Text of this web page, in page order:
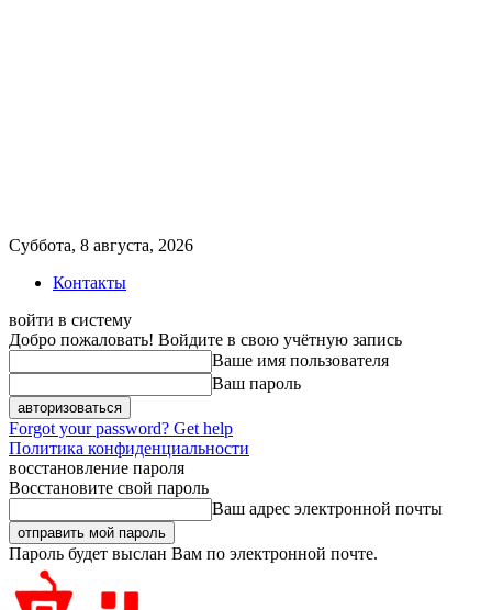
Суббота, 8 августа, 2026
Контакты
войти в систему
Добро пожаловать! Войдите в свою учётную запись
Ваше имя пользователя
Ваш пароль
Forgot your password? Get help
Политика конфиденциальности
восстановление пароля
Восстановите свой пароль
Ваш адрес электронной почты
Пароль будет выслан Вам по электронной почте.